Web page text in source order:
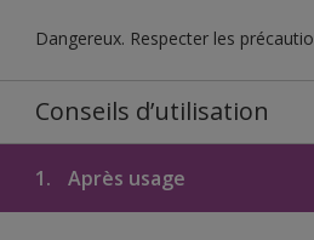
Dangereux. Respecter les
Conseils d’utilisation
1. Après usage